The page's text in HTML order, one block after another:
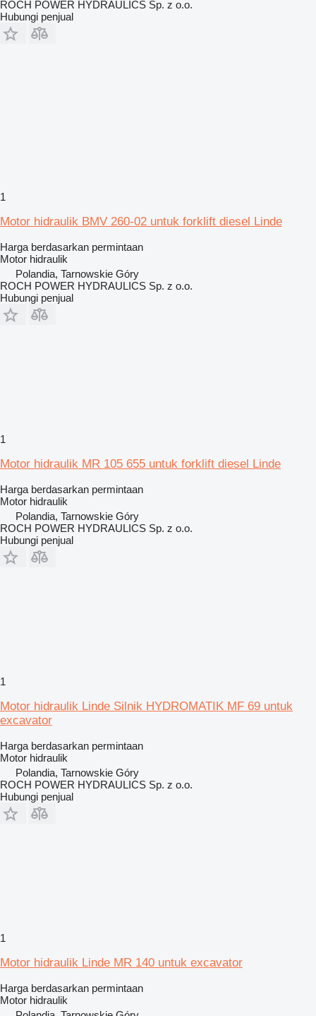
ROCH POWER HYDRAULICS Sp. z o.o.
Hubungi penjual
1
Motor hidraulik BMV 260-02 untuk forklift diesel Linde
Harga berdasarkan permintaan
Motor hidraulik
Polandia, Tarnowskie Góry
ROCH POWER HYDRAULICS Sp. z o.o.
Hubungi penjual
1
Motor hidraulik MR 105 655 untuk forklift diesel Linde
Harga berdasarkan permintaan
Motor hidraulik
Polandia, Tarnowskie Góry
ROCH POWER HYDRAULICS Sp. z o.o.
Hubungi penjual
1
Motor hidraulik Linde Silnik HYDROMATIK MF 69 untuk
excavator
Harga berdasarkan permintaan
Motor hidraulik
Polandia, Tarnowskie Góry
ROCH POWER HYDRAULICS Sp. z o.o.
Hubungi penjual
1
Motor hidraulik Linde MR 140 untuk excavator
Harga berdasarkan permintaan
Motor hidraulik